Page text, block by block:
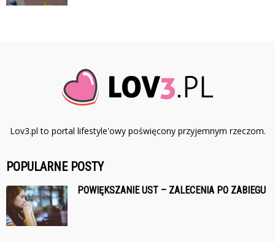
Lov3.pl to portal lifestyle'owy poświęcony przyjemnym rzeczom.
POPULARNE POSTY
POWIĘKSZANIE UST – ZALECENIA PO ZABIEGU